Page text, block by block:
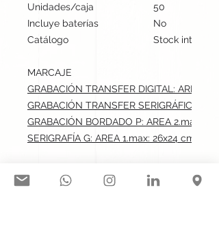
Unidades/caja
50
Incluye baterías
No
Catálogo
Stock
MARCAJE
GRABACIÓN TRANSFER DIGITAL: AREA
GRABACIÓN TRANSFER SERIGRÁFICO:
GRABACIÓN BORDADO P: AREA 2.max:
SERIGRAFÍA G: AREA 1.max: 26x24 cm